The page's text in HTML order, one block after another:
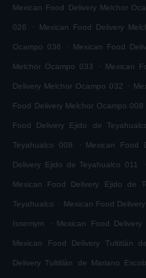
Mexican Food Delivery Melchor
026 . Mexican Food Delivery
Ocampo 036 . Mexican Food
Melchor Ocampo 033 . Mexican
Delivery Melchor Ocampo 032 .
Food Delivery Melchor Ocampo 008
Food Delivery Ejido de
Teyahualco 008 . Mexican Food
Delivery Ejido de Teyahualco 011 .
Mexican Food Delivery Ejido de
Teyahualco . Mexican Food
Issemym . Mexican Food
Mexican Food Delivery Tultitlán
Delivery Tultitlán de Mariano